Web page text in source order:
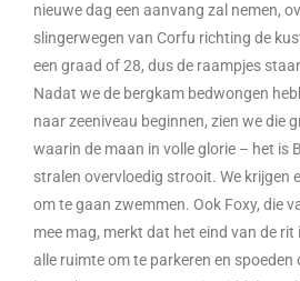
nieuwe dag een aanvang zal nemen,
slingerwegen van Corfu richting de
een graad of 28, dus de raampjes
Nadat we de bergkam bedwongen
naar zeeniveau beginnen, zien we die
waarin de maan in volle glorie – het is
stralen overvloedig strooit. We krijgen
om te gaan zwemmen. Ook Foxy, die
mee mag, merkt dat het eind van de rit
alle ruimte om te parkeren en spoeden